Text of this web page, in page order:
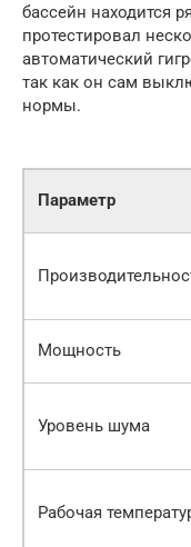
бассейн находится
протестировал
автоматический
так как он сам
нормы.
Параметр
Мощность
Уровень шума
Рабочая